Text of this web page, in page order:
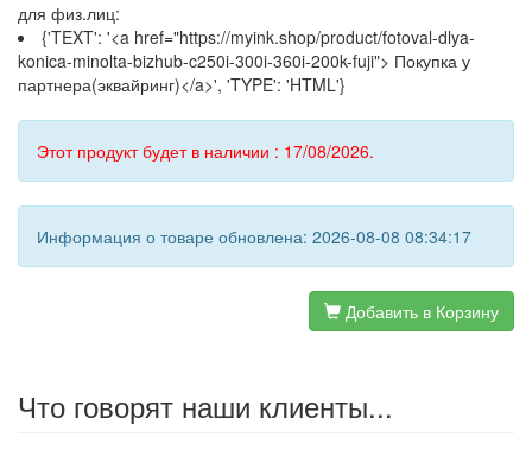
для физ.лиц:
{'TEXT': '<a href="https://myink.shop/product/fotoval-dlya-
konica-minolta-bizhub-c250i-300i-360i-200k-fuji"> Покупка у
партнера(эквайринг)</a>', 'TYPE': 'HTML'}
Этот продукт будет в наличии : 17/08/2026.
Информация о товаре обновлена: 2026-08-08 08:34:17
Добавить в Корзину
Что говорят наши клиенты...